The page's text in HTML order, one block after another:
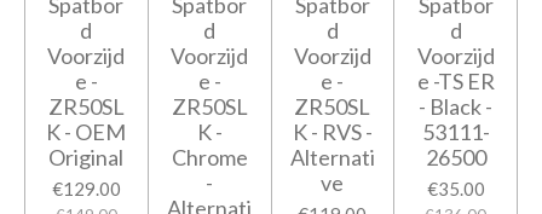
d
Voorzijd
e -
ZR50SL
K - OEM
Original
€129.00
d
Voorzijd
e -
ZR50SL
K -
Chrome
-
Alternati
d
Voorzijd
e -
ZR50SL
K - RVS -
Alternati
ve
d
Voorzijd
e -TS ER
- Black -
53111-
26500
€35.00